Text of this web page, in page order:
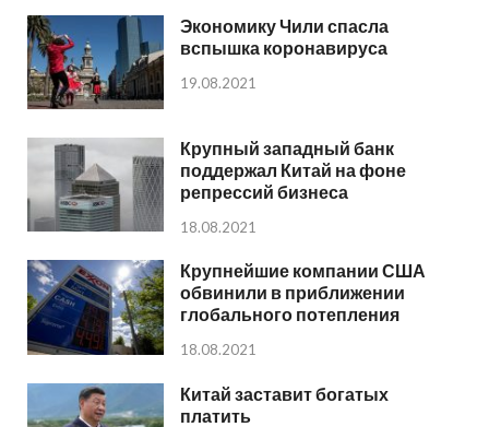
Экономику Чили спасла
вспышка коронавируса
19.08.2021
Крупный западный банк
поддержал Китай на фоне
репрессий бизнеса
18.08.2021
Крупнейшие компании США
обвинили в приближении
глобального потепления
18.08.2021
Китай заставит богатых
платить